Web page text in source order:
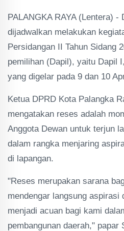
PALANGKA RAYA (Lentera) -
dijadwalkan melakukan
Persidangan II Tahun Sidang
pemilihan (Dapil), yaitu Dapil
yang digelar pada 9 dan 10
Ketua DPRD Kota Palangka
mengatakan reses adalah
Anggota Dewan untuk terjun
dalam rangka menjaring
di lapangan.
"Reses merupakan sarana
mendengar langsung
menjadi acuan bagi kami
pembangunan daerah," papar